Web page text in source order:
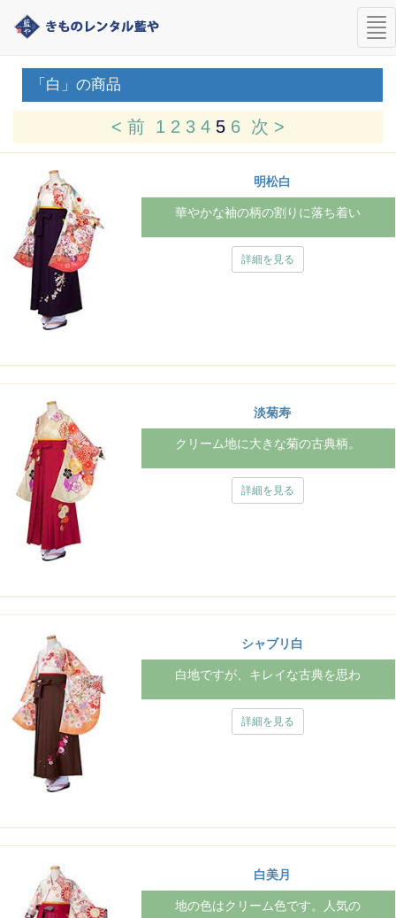
「白」の商品
< 前 1 2 3 4 5 6 次 >
明松白
華やかな袖の柄の割りに落ち着い
詳細を見る
淡菊寿
クリーム地に大きな菊の古典柄。
詳細を見る
シャブリ白
白地ですが、キレイな古典を思わ
詳細を見る
白美月
地の色はクリーム色です。人気の